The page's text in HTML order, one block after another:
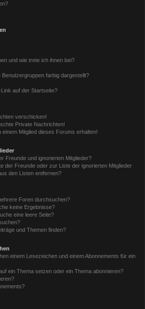
und wie trete ich ihnen bei?
farbig dargestellt?
auf der Startseite?
verschicken!
Private Nachrichten!
Mitglied dieses Forums erhalten!
Freunde und ignorierten Mitglieder?
der Freunde oder zur Liste der ignorierten Mitglieder
den Listen entfernen?
Foren durchsuchen?
keine Ergebnisse?
eine leere Seite?
und Themen finden?
einem Lesezeichen und einem Abonnements für ein
ein Thema setzen oder ein Thema abonnieren?